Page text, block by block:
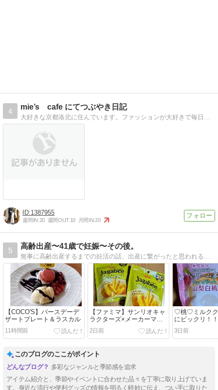
4
mie’s cafe にてつぶやき日記
1387955
週間IN:20 週間OUT:10 月間IN:20
5
高齢出産〜41歳で妊娠〜その後。
【COCO'S】バースデーデ
ザートプレート＆ラスカル
11時間前
【ファミマ】サンリオキャ
ラクターズ×メーカーマス
コット
2日前
♡桃♡ミルクク
にビックリ！！
3日前
このブログのここがポイント
多彩なジャンルと季節感を追求
アイテム紹介と、季節やイベントに合わせた品々を丁寧に取り上げていま
す。身近な流行や便利グッズの情報を明るく軽妙に伝え、つい手に取りた